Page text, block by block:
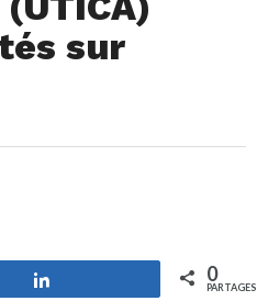
sur
0
PARTAGES